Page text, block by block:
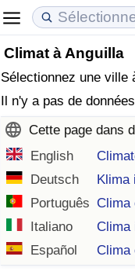
Climat à Anguilla
Sélectionnez une ville
Il n'y a pas de
Cette page dans
English
Deutsch
Klima
Português Clima
Italiano
Clima
Español
Clima
Coût de la vie
Indice du Coût de
Indice du Coût de la
Indice du coût de la
à Akaba
Prix de l'immobilier
Indice des Prix de
Indice des Prix de
Indice des Prix de
Qualité de Vie
Indice de Qualité de
Indice de Qualité
Indice de qualité de
Criminalité
Indice de